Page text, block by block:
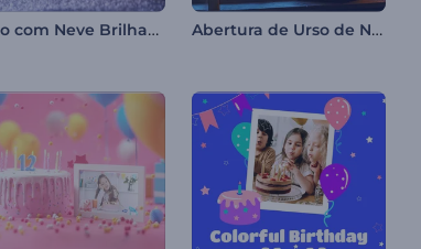
Intro com Neve Brilhante Abertura de Urso de Natal